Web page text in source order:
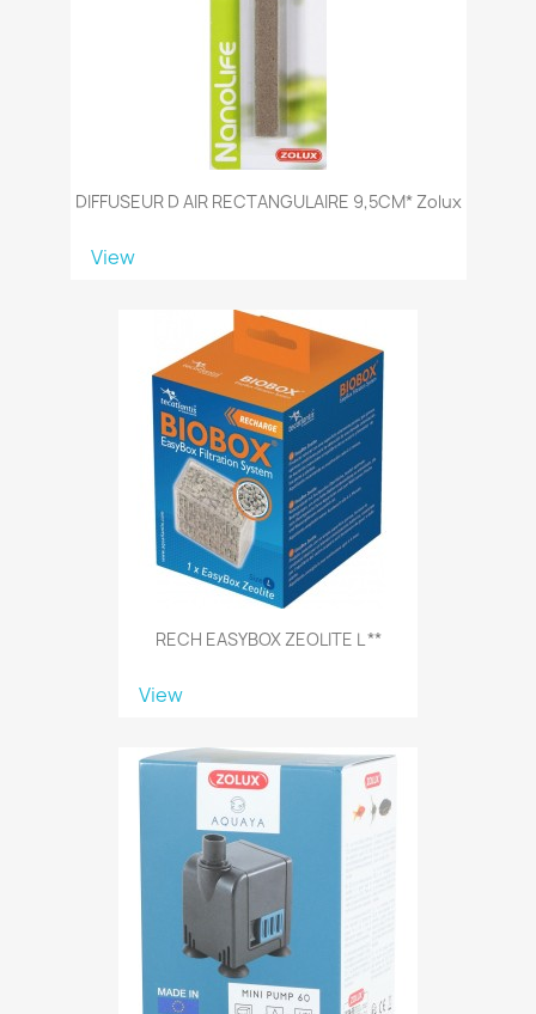
DIFFUSEUR D AIR RECTANGULAIRE 9,5CM* Zolux
View
RECH EASYBOX ZEOLITE L **
View